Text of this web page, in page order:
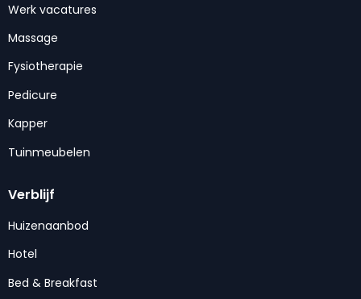
Werk vacatures
Massage
Fysiotherapie
Pedicure
Kapper
Tuinmeubelen
Verblijf
Huizenaanbod
Hotel
Bed & Breakfast